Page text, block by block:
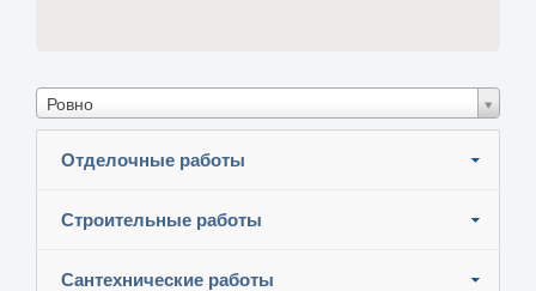
Ровно
Отделочные работы
Строительные работы
Сантехнические работы